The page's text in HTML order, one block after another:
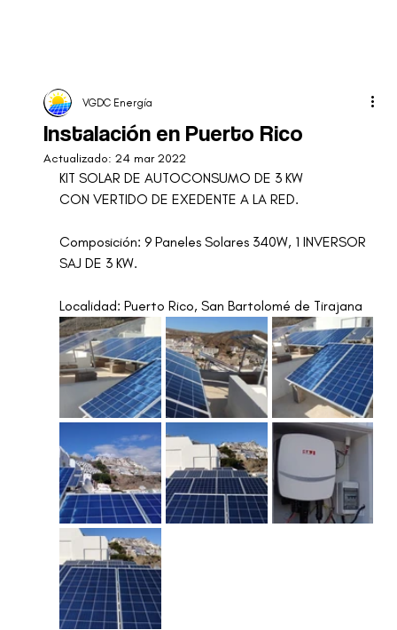
Instalación en Puerto Rico
VGDC Energía
Actualizado: 24 mar 2022
KIT SOLAR DE AUTOCONSUMO DE 3 KW
CON VERTIDO DE EXEDENTE A LA RED.
Composición: 9 Paneles Solares 340W, 1 INVERSOR
SAJ DE 3 KW.
Localidad: Puerto Rico, San Bartolomé de Tirajana